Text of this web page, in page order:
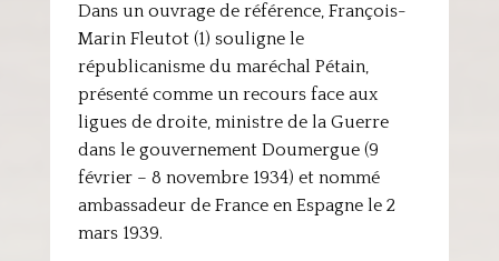
Dans un ouvrage de référence, François-
Marin Fleutot (1) souligne le
républicanisme du maréchal Pétain,
présenté comme un recours face aux
ligues de droite, ministre de la Guerre
dans le gouvernement Doumergue (9
février – 8 novembre 1934) et nommé
ambassadeur de France en Espagne le 2
mars 1939.